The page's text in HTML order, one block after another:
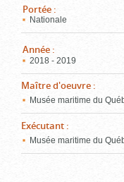
Portée :
Nationale
Année :
2018 - 2019
Maître d'oeuvre :
Musée maritime du
Exécutant :
Musée maritime du